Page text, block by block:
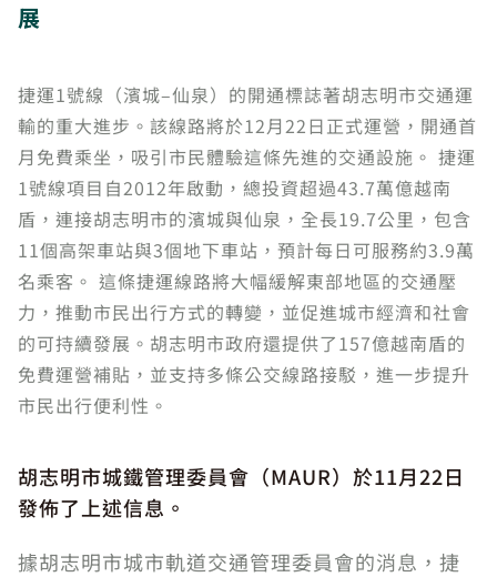
展
捷運1號線（濱城–仙泉）的開通標誌著胡志明市交通運
輸的重大進步。該線路將於12月22日正式運營，開通首
月免費乘坐，吸引市民體驗這條先進的交通設施。 捷運
1號線項目自2012年啟動，總投資超過43.7萬億越南
盾，連接胡志明市的濱城與仙泉，全長19.7公里，包含
11個高架車站與3個地下車站，預計每日可服務約3.9萬
名乘客。 這條捷運線路將大幅緩解東部地區的交通壓
力，推動市民出行方式的轉變，並促進城市經濟和社會
的可持續發展。胡志明市政府還提供了157億越南盾的
免費運營補貼，並支持多條公交線路接駁，進一步提升
市民出行便利性。
胡志明市城鐵管理委員會（MAUR）於11月22日
發佈了上述信息。
據胡志明市城市軌道交通管理委員會的消息，捷